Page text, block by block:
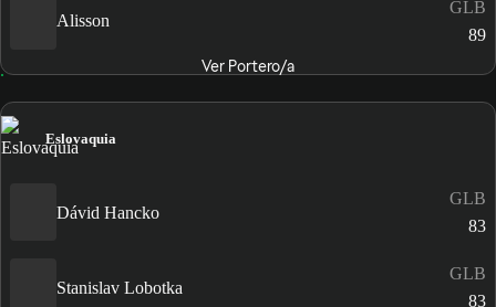
Alisson
GLB
89
Ver Portero/a
Eslovaquia
Dávid Hancko
GLB
83
Stanislav Lobotka
GLB
83